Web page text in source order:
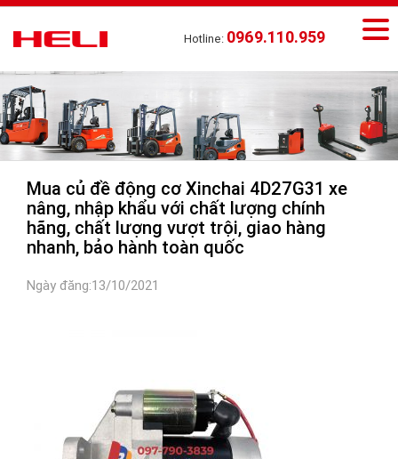
Hotline: 0969.110.959
Mua củ đề động cơ Xinchai 4D27G31 xe
nâng, nhập khẩu với chất lượng chính
hãng, chất lượng vượt trội, giao hàng
nhanh, bảo hành toàn quốc
Ngày đăng:13/10/2021